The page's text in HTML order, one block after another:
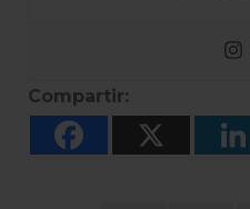
Compartir: